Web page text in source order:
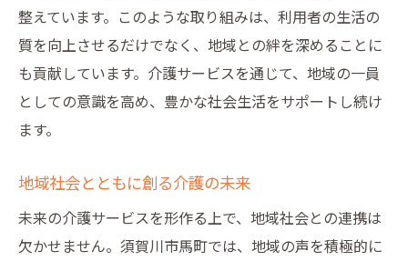
整えています。このような取り組みは、利用者の生活の
質を向上させるだけでなく、地域との絆を深めることに
も貢献しています。介護サービスを通じて、地域の一員
としての意識を高め、豊かな社会生活をサポートし続け
ます。
地域社会とともに創る介護の未来
未来の介護サービスを形作る上で、地域社会との連携は
欠かせません。須賀川市馬町では、地域の声を積極的に